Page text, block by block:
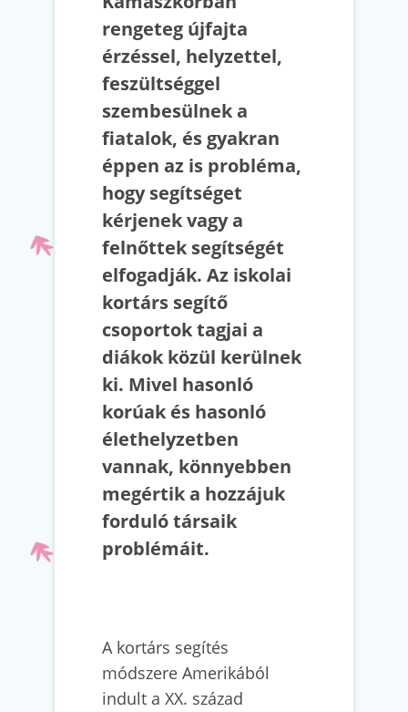
rengeteg újfajta
érzéssel, helyzettel,
feszültséggel
szembesülnek a
fiatalok, és gyakran
éppen az is probléma,
hogy segítséget
kérjenek vagy a
felnőttek segítségét
elfogadják. Az iskolai
kortárs segítő
csoportok tagjai a
diákok közül kerülnek
ki. Mivel hasonló
korúak és hasonló
élethelyzetben
vannak, könnyebben
megértik a hozzájuk
forduló társaik
problémáit.
A kortárs segítés
módszere Amerikából
indult a XX. század